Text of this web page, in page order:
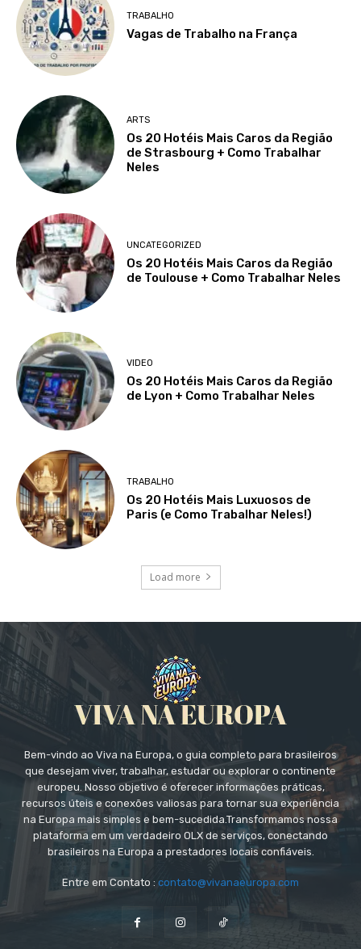
TRABALHO
Vagas de Trabalho na França
ARTS
Os 20 Hotéis Mais Caros da Região
de Strasbourg + Como Trabalhar
Neles
UNCATEGORIZED
Os 20 Hotéis Mais Caros da Região
de Toulouse + Como Trabalhar Neles
VIDEO
Os 20 Hotéis Mais Caros da Região
de Lyon + Como Trabalhar Neles
TRABALHO
Os 20 Hotéis Mais Luxuosos de
Paris (e Como Trabalhar Neles!)
Load more
Bem-vindo ao Viva na Europa, o guia completo para brasileiros
que desejam viver, trabalhar, estudar ou explorar o continente
europeu. Nosso objetivo é oferecer informações práticas,
recursos úteis e conexões valiosas para tornar sua experiência
na Europa mais simples e bem-sucedida.Transformamos nossa
plataforma em um verdadeiro OLX de serviços, conectando
brasileiros na Europa a prestadores locais confiáveis.
Entre em Contato : contato@vivanaeuropa.com